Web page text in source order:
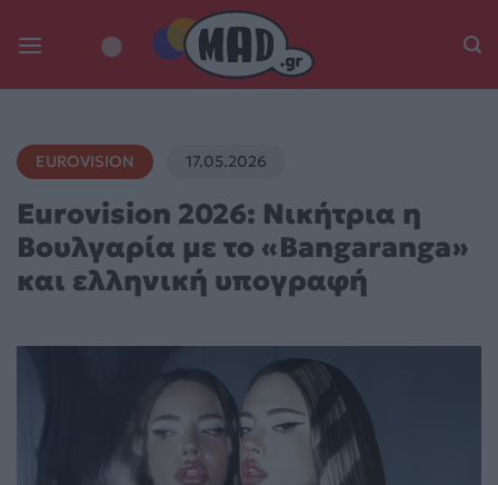
EUROVISION 17.05.2026
Eurovision 2026: Νικήτρια η
Βουλγαρία με το «Bangaranga»
και ελληνική υπογραφή